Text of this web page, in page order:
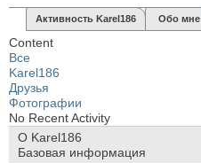
Активность Karel186 Обо мне
Content
Все
Karel186
Друзья
Фотографии
No Recent Activity
О Karel186
Базовая информация